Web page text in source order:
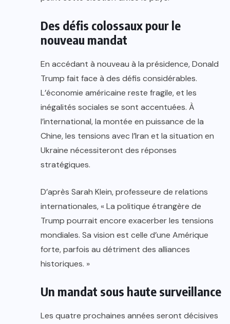
Des défis colossaux pour le
nouveau mandat
En accédant à nouveau à la présidence, Donald
Trump fait face à des défis considérables.
L’économie américaine reste fragile, et les
inégalités sociales se sont accentuées. À
l’international, la montée en puissance de la
Chine, les tensions avec l’Iran et la situation en
Ukraine nécessiteront des réponses
stratégiques.
D’après Sarah Klein, professeure de relations
internationales, « La politique étrangère de
Trump pourrait encore exacerber les tensions
mondiales. Sa vision est celle d’une Amérique
forte, parfois au détriment des alliances
historiques. »
Un mandat sous haute surveillance
Les quatre prochaines années seront décisives